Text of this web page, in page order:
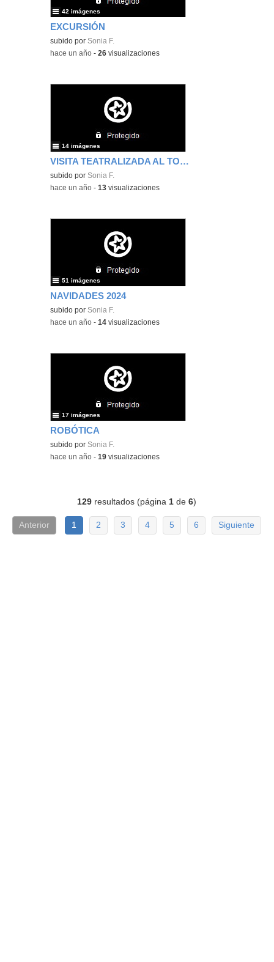
EXCURSIÓN
subido por Sonia F.
42 imágenes
-hace un año -26 visualizaciones
VISITA TEATRALIZADA AL TORREÓN
subido por Sonia F.
14 imágenes
-hace un año -13 visualizaciones
NAVIDADES 2024
subido por Sonia F.
51 imágenes
-hace un año -14 visualizaciones
ROBÓTICA
subido por Sonia F.
17 imágenes
-hace un año -19 visualizaciones
129 resultados (página 1 de6)
Anterior 1 2 3 4 5 6 Siguiente